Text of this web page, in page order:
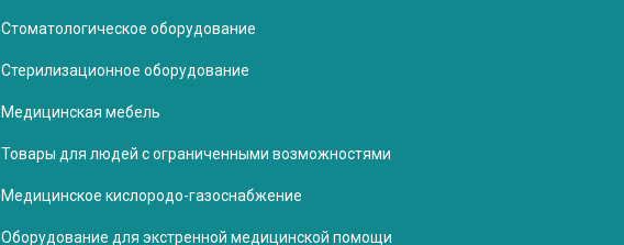
Стоматологическое оборудование
Стерилизационное оборудование
Медицинская мебель
Товары для людей с ограниченными возможностями
Медицинское кислородо-газоснабжение
Оборудование для экстренной медицинской помощи